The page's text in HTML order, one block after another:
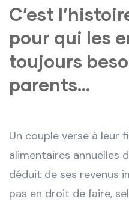
C’est
pour qui les
toujours
parents…
Un couple verse à leur
alimentaires annuelles
déduit de ses revenus
pas en droit de faire,